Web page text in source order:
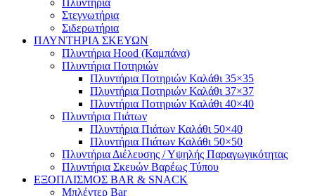
Πλυντήρια
Στεγνωτήρια
Σιδερωτήρια
ΠΛΥΝΤΗΡΙΑ ΣΚΕΥΩΝ
Πλυντήρια Hood (Καμπάνα)
Πλυντήρια Ποτηριών
Πλυντήρια Ποτηριών Καλάθι 35×35
Πλυντήρια Ποτηριών Καλάθι 37×37
Πλυντήρια Ποτηριών Καλάθι 40×40
Πλυντήρια Πιάτων
Πλυντήρια Πιάτων Καλάθι 50×40
Πλυντήρια Πιάτων Καλάθι 50×50
Πλυντήρια Διέλευσης / Υψηλής Παραγωγικότητας
Πλυντήρια Σκευών Βαρέως Τύπου
ΕΞΟΠΛΙΣΜΟΣ BAR & SNACK
Μπλέντερ Bar